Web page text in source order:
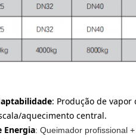
: Produção de
aquecimento central.
Energia: Queimador profissional